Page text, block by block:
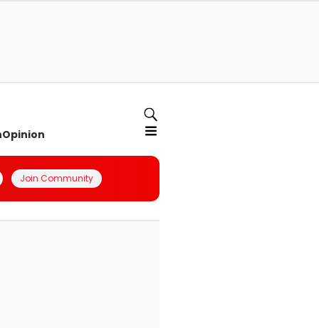
Opinion
Join Community